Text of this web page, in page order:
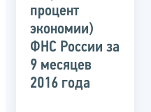
процент
экономии)
ФНС России за
9 месяцев
2016 года